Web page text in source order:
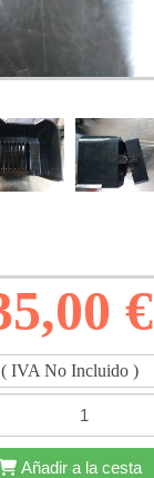
€
( IVA No Incluido )
Añadir a la cesta